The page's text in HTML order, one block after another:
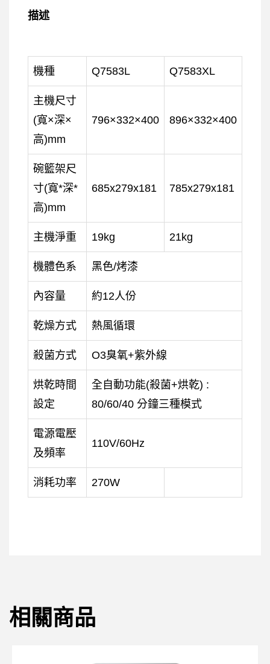
描述
機種 Q7583L Q7583XL
主機尺寸
(寬×深×
高)mm
796×332×400 896×332×400
碗籃架尺
寸(寬*深*
高)mm
685x279x181 785x279x181
主機淨重 19kg 21kg
機體色系 黑色/烤漆
內容量 約12人份
乾燥方式 熱風循環
殺菌方式 O3臭氧+紫外線
烘乾時間
設定
全自動功能(殺菌+烘乾) :
80/60/40 分鐘三種模式
電源電壓
及頻率
110V/60Hz
消耗功率 270W
相關商品